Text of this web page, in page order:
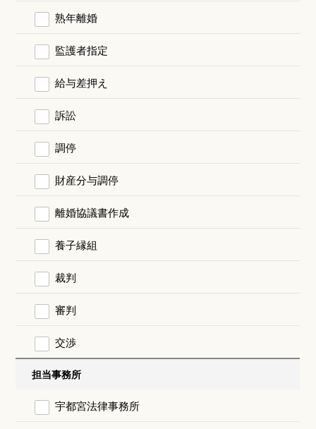
熟年離婚
監護者指定
給与差押え
訴訟
調停
財産分与調停
離婚協議書作成
養子縁組
裁判
審判
交渉
担当事務所
宇都宮法律事務所